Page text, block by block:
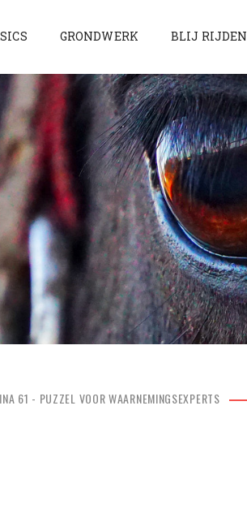
GRONDWERK BLIJ RIJDEN
61 - PUZZEL VOOR WAARNEMINGSEXPERTS